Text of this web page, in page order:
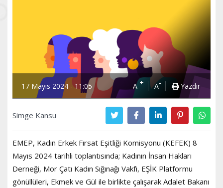
17 Mayıs 2024 - 11:05 A + A- Yazdır
Simge Kansu
EMEP, Kadın Erkek Fırsat Eşitliği Komisyonu (KEFEK) 8
Mayıs 2024 tarihli toplantısında; Kadının İnsan Hakları
Derneği, Mor Çatı Kadın Sığınağı Vakfı, EŞİK Platformu
gönüllüleri, Ekmek ve Gül ile birlikte çalışarak Adalet Bakanı